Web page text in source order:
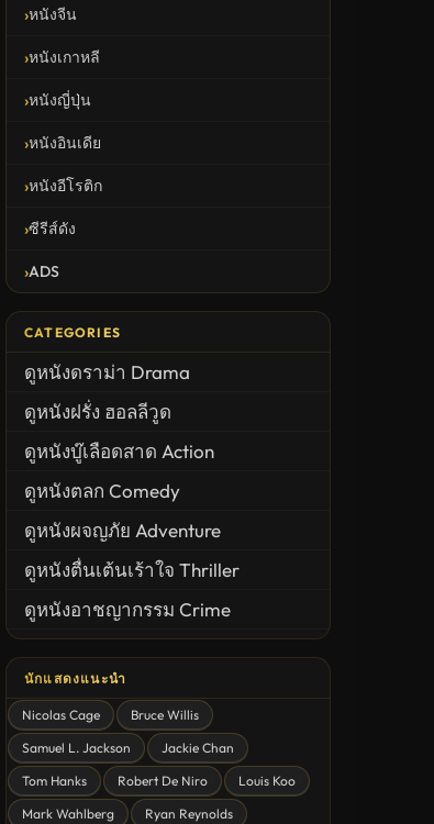
หนังจีน
หนังเกาหลี
หนังญี่ปุ่น
หนังอินเดีย
หนังอีโรติก
ซีรีส์ดัง
ADS
CATEGORIES
ดูหนังดราม่า Drama
ดูหนังฝรั่ง ฮอลลีวูด
ดูหนังบู๊เลือดสาด Action
ดูหนังตลก Comedy
ดูหนังผจญภัย Adventure
ดูหนังตื่นเต้นเร้าใจ Thriller
ดูหนังอาชญากรรม Crime
ดูหนังสยองขวัญ Horror
ดูหนังโรแมนติก Romance
หนังชีวิต
ดูหนังแฟนตาซี Fantasy
นักแสดงแนะนำ
Nicolas Cage
Bruce Willis
Samuel L. Jackson
Jackie Chan
Tom Hanks
Robert De Niro
Louis Koo
Mark Wahlberg
Ryan Reynolds